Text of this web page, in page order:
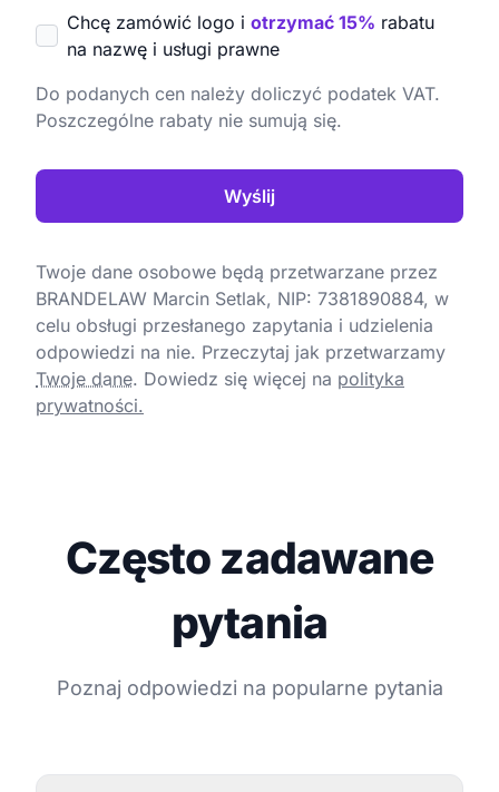
Chcę zamówić logo i otrzymać 15% rabatu
na nazwę i usługi prawne
Do podanych cen należy doliczyć podatek VAT.
Poszczególne rabaty nie sumują się.
Wyślij
Twoje dane osobowe będą przetwarzane przez
BRANDELAW Marcin Setlak, NIP: 7381890884, w
celu obsługi przesłanego zapytania i udzielenia
odpowiedzi na nie. Przeczytaj jak przetwarzamy
Twoje dane. Dowiedz się więcej na polityka
prywatności.
Często zadawane
pytania
Poznaj odpowiedzi na popularne pytania